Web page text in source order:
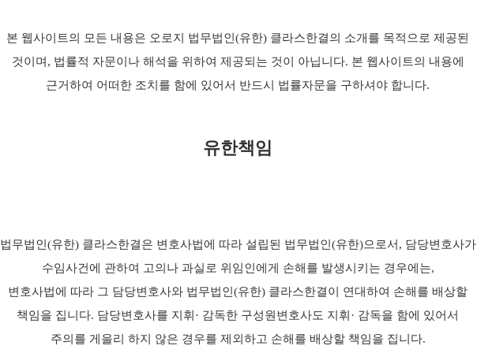
본 웹사이트의 모든 내용은 오로지 법무법인(유한) 클라스한결의 소개를 목적으로 제공된
것이며, 법률적 자문이나 해석을 위하여 제공되는 것이 아닙니다. 본 웹사이트의 내용에
근거하여 어떠한 조치를 함에 있어서 반드시 법률자문을 구하셔야 합니다.
유한책임
법무법인(유한) 클라스한결은 변호사법에 따라 설립된 법무법인(유한)으로서, 담당변호사가
수임사건에 관하여 고의나 과실로 위임인에게 손해를 발생시키는 경우에는,
변호사법에 따라 그 담당변호사와 법무법인(유한) 클라스한결이 연대하여 손해를 배상할
책임을 집니다. 담당변호사를 지휘· 감독한 구성원변호사도 지휘· 감독을 함에 있어서
주의를 게을리 하지 않은 경우를 제외하고 손해를 배상할 책임을 집니다.